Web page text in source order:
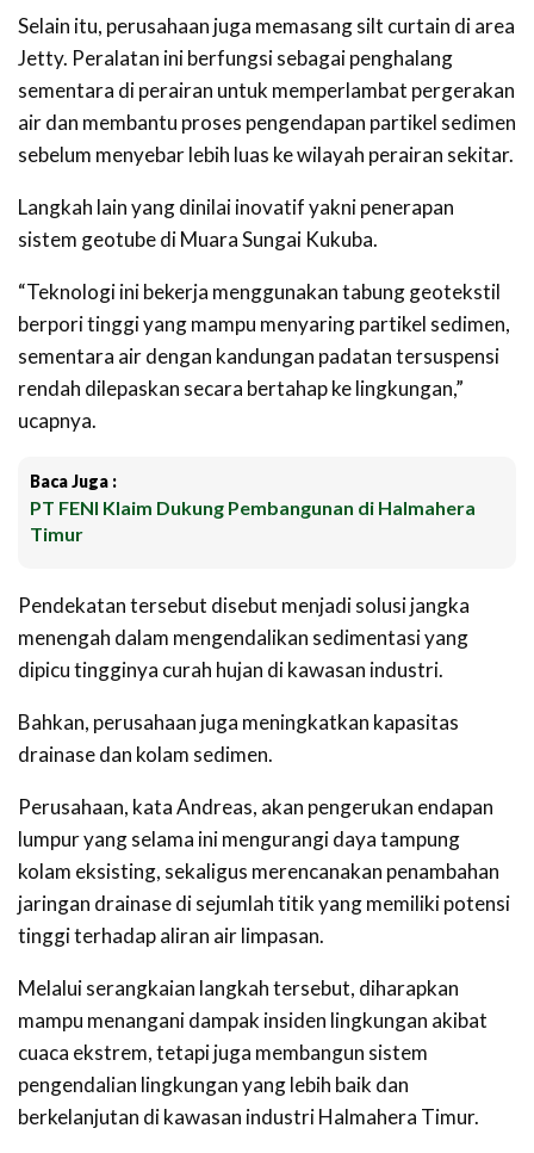
Selain itu, perusahaan juga memasang silt curtain di area
Jetty. Peralatan ini berfungsi sebagai penghalang
sementara di perairan untuk memperlambat pergerakan
air dan membantu proses pengendapan partikel sedimen
sebelum menyebar lebih luas ke wilayah perairan sekitar.
Langkah lain yang dinilai inovatif yakni penerapan
sistem geotube di Muara Sungai Kukuba.
“Teknologi ini bekerja menggunakan tabung geotekstil
berpori tinggi yang mampu menyaring partikel sedimen,
sementara air dengan kandungan padatan tersuspensi
rendah dilepaskan secara bertahap ke lingkungan,”
ucapnya.
Baca Juga :
PT FENI Klaim Dukung Pembangunan di Halmahera
Timur
Pendekatan tersebut disebut menjadi solusi jangka
menengah dalam mengendalikan sedimentasi yang
dipicu tingginya curah hujan di kawasan industri.
Bahkan, perusahaan juga meningkatkan kapasitas
drainase dan kolam sedimen.
Perusahaan, kata Andreas, akan pengerukan endapan
lumpur yang selama ini mengurangi daya tampung
kolam eksisting, sekaligus merencanakan penambahan
jaringan drainase di sejumlah titik yang memiliki potensi
tinggi terhadap aliran air limpasan.
Melalui serangkaian langkah tersebut, diharapkan
mampu menangani dampak insiden lingkungan akibat
cuaca ekstrem, tetapi juga membangun sistem
pengendalian lingkungan yang lebih baik dan
berkelanjutan di kawasan industri Halmahera Timur.